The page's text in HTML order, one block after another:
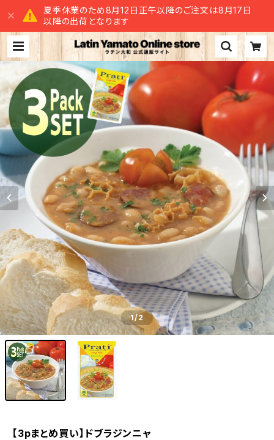
夏季休業のため8月12日正午以降のご注文は8月17日
以降の出荷となります
1/2
【3pまとめ買い】ドブラジンニャ